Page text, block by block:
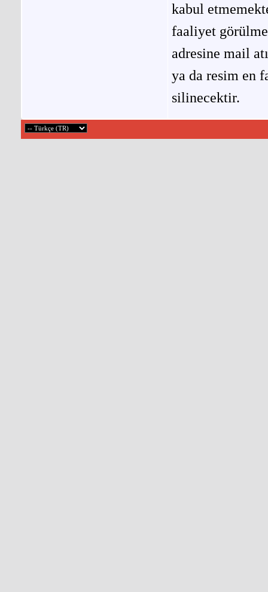
kabul
faaliyet
adresine mail
ya da resim en
silinecektir.